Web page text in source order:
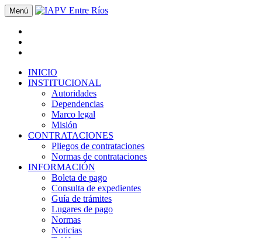
Menú
INICIO
INSTITUCIONAL
Autoridades
Dependencias
Marco legal
Misión
CONTRATACIONES
Pliegos de contrataciones
Normas de contrataciones
INFORMACIÓN
Boleta de pago
Consulta de expedientes
Guía de trámites
Lugares de pago
Normas
Noticias